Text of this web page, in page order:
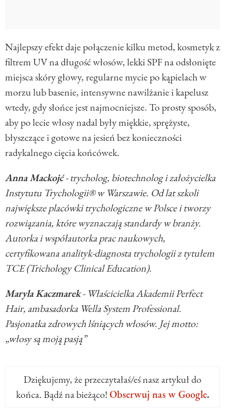
Najlepszy efekt daje połączenie kilku metod, kosmetyk z
filtrem UV na długość włosów, lekki SPF na odsłonięte
miejsca skóry głowy, regularne mycie po kąpielach w
morzu lub basenie, intensywne nawilżanie i kapelusz
wtedy, gdy słońce jest najmocniejsze. To prosty sposób,
aby po lecie włosy nadal były miękkie, sprężyste,
błyszczące i gotowe na jesień bez konieczności
radykalnego cięcia końcówek.
Anna Mackojć- trycholog, biotechnolog i założycielka
Instytutu Trychologii® w Warszawie. Od lat szkoli
największe placówki trychologiczne w Polsce i tworzy
rozwiązania, które wyznaczają standardy w branży.
Autorka i współautorka prac naukowych,
certyfikowana analityk-diagnosta trychologii z tytułem
TCE (Trichology Clinical Education).
Maryla Kaczmarek- Właścicielka Akademii Perfect
Hair, ambasadorka Wella System Professional.
Pasjonatka zdrowych lśniących włosów. Jej motto:
„włosy są moją pasją”
Dziękujemy, że przeczytałaś/eś nasz artykuł do
końca. Bądź na bieżąco!Obserwuj nas w Google.